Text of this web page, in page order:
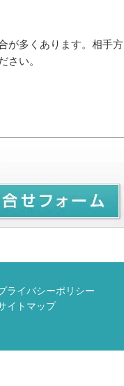
が多くあります。相手方
さい。
ライバシーポリシー
イトマップ